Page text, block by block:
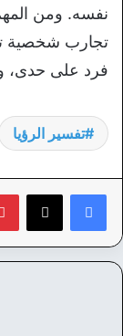
نفسه. ومن
تجارب شخصية
فرد على حدى،
تفسير الرؤيا